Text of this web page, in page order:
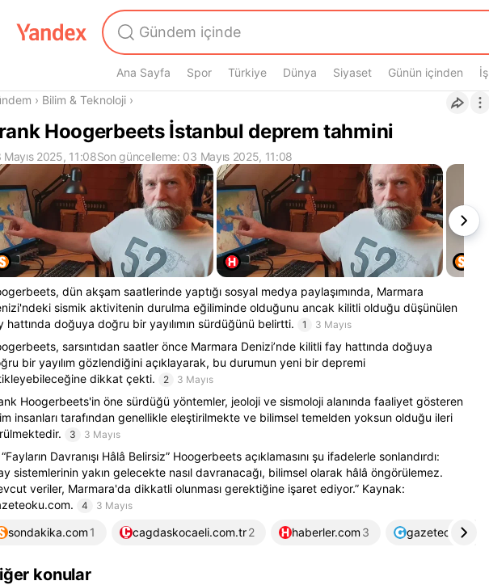
Ana Sayfa Spor Türkiye Dünya Siyaset Günün içinden İş
› Bilim & Teknoloji ›
Hoogerbeets İstanbul deprem tahmini
Mayıs 2025, 11:08Son güncelleme: 03 Mayıs 2025, 11:08
dün akşam saatlerinde yaptığı sosyal medya paylaşımında, Marmara
sismik aktivitenin durulma eğiliminde olduğunu ancak kilitli olduğu düşünülen
hattında doğuya doğru bir yayılımın sürdüğünü belirtti.
1 3 Mayıs
sarsıntıdan saatler önce Marmara Denizi’nde kilitli fay hattında doğuya
bir yayılım gözlendiğini açıklayarak, bu durumun yeni bir depremi
dikkat çekti.
2 3 Mayıs
Hoogerbeets'in öne sürdüğü yöntemler, jeoloji ve sismoloji alanında faaliyet gösteren
insanları tarafından genellikle eleştirilmekte ve bilimsel temelden yoksun olduğu ileri
3 3 Mayıs
Davranışı Hâlâ Belirsiz” Hoogerbeets açıklamasını şu ifadelerle sonlandırdı:
sistemlerinin yakın gelecekte nasıl davranacağı, bilimsel olarak hâlâ öngörülemez.
veriler, Marmara'da dikkatli olunması gerektiğine işaret ediyor.” Kaynak:
4 3 Mayıs
sondakika.com 1 cagdaskocaeli.com.tr2 haberler.com 3 gazeteoku.com
konular